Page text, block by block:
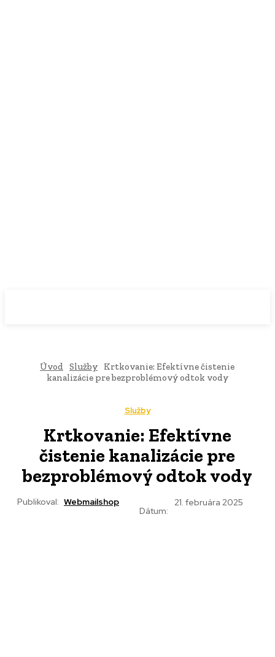
Úvod Služby
Krtkovanie: Efektívne čistenie
kanalizácie pre bezproblémový odtok vody
Služby
Krtkovanie: Efektívne
čistenie kanalizácie pre
bezproblémový odtok vody
Publikoval: Webmailshop
Dátum:
21. februára 2025